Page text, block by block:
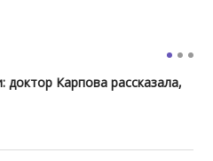
доктор Карпова рассказала,